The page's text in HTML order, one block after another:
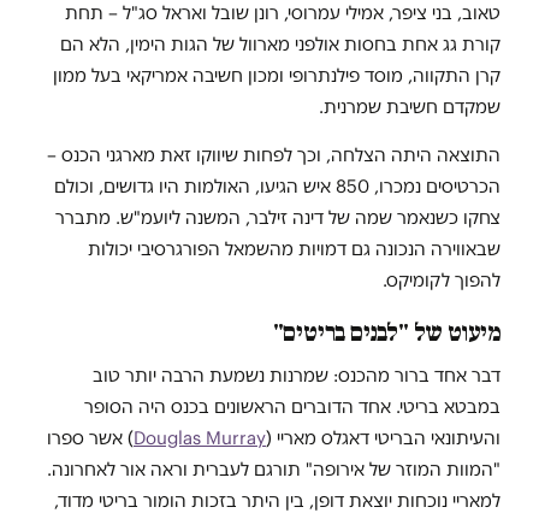
טאוב, בני ציפר, אמילי עמרוסי, רונן שובל ואראל סג"ל – תחת
קורת גג אחת בחסות אולפני מארוול של הגות הימין, הלא הם
קרן התקווה, מוסד פילנתרופי ומכון חשיבה אמריקאי בעל ממון
שמקדם חשיבת שמרנית.
התוצאה היתה הצלחה, וכך לפחות שיווקו זאת מארגני הכנס –
הכרטיסים נמכרו, 850 איש הגיעו, האולמות היו גדושים, וכולם
צחקו כשנאמר שמה של דינה זילבר, המשנה ליועמ"ש. מתברר
שבאווירה הנכונה גם דמויות מהשמאל הפורגרסיבי יכולות
להפוך לקומיקס.
מיעוט של "לבנים בריטים"
דבר אחד ברור מהכנס: שמרנות נשמעת הרבה יותר טוב
במבטא בריטי. אחד הדוברים הראשונים בכנס היה הסופר
והעיתונאי הבריטי דאגלס מאריי (Douglas Murray) אשר ספרו
"המוות המוזר של אירופה" תורגם לעברית וראה אור לאחרונה.
למאריי נוכחות יוצאת דופן, בין היתר בזכות הומור בריטי מדוד,